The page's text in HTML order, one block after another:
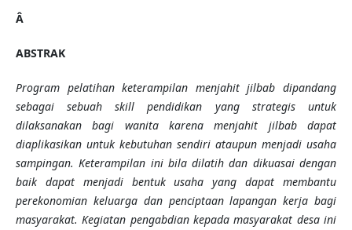
Â
ABSTRAK
Program pelatihan keterampilan menjahit jilbab dipandang
sebagai sebuah skill pendidikan yang strategis untuk
dilaksanakan bagi wanita karena menjahit jilbab dapat
diaplikasikan untuk kebutuhan sendiri ataupun menjadi usaha
sampingan. Keterampilan ini bila dilatih dan dikuasai dengan
baik dapat menjadi bentuk usaha yang dapat membantu
perekonomian keluarga dan penciptaan lapangan kerja bagi
masyarakat. Kegiatan pengabdian kepada masyarakat desa ini